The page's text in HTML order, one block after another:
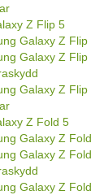
Z Flip 5
Galaxy Z Flip
Galaxy Z
Galaxy Z
Z Fold 5
Galaxy Z
Galaxy Z
Galaxy Z